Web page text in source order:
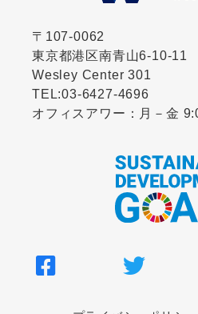
〒107-0062
東京都港区南青山6-10-11
Wesley Center 301
TEL:03-6427-4696
オフィスアワー：月－金